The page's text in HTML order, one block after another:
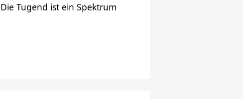
Die Tugend ist ein Spektrum